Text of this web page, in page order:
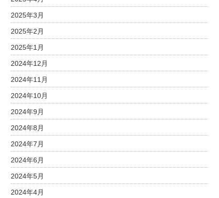
2025年3月
2025年2月
2025年1月
2024年12月
2024年11月
2024年10月
2024年9月
2024年8月
2024年7月
2024年6月
2024年5月
2024年4月